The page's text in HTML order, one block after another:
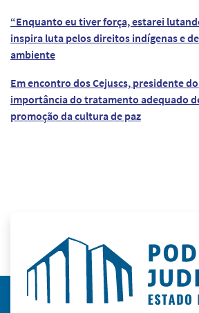
“Enquanto eu tiver força, estarei
inspira luta pelos direitos indígenas e
ambiente
Em encontro dos Cejuscs, presidente
importância do tratamento adequado
promoção da cultura de paz